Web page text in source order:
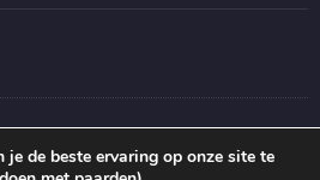
de beste ervaring op onze site te